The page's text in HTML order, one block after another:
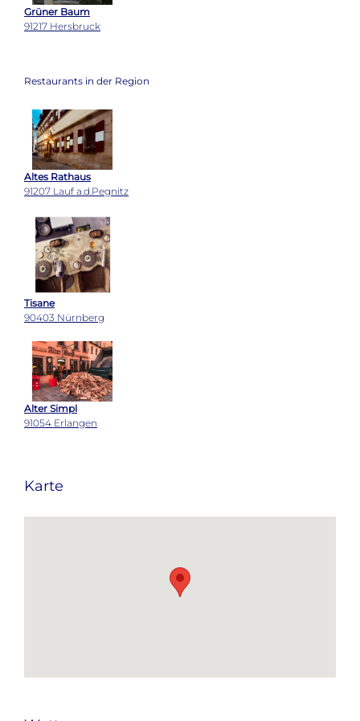
Grüner Baum
91217 Hersbruck
Restaurants in der Region
Altes Rathaus
91207 Lauf a.d.Pegnitz
Tisane
90403 Nürnberg
Alter Simpl
91054 Erlangen
Karte